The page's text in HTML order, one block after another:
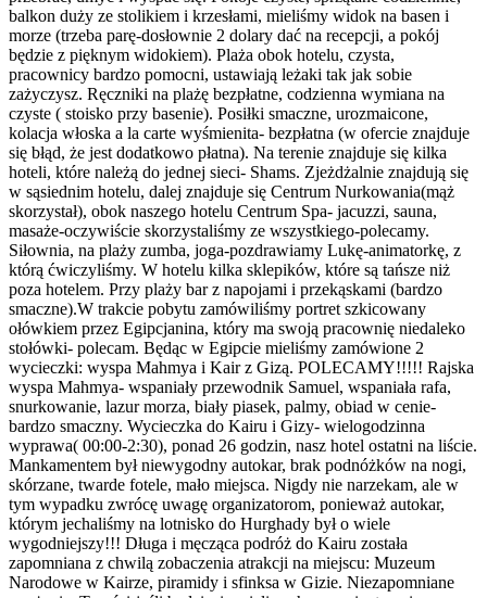
balkon duży ze stolikiem i krzesłami, mieliśmy widok na basen i
morze (trzeba parę-dosłownie 2 dolary dać na recepcji, a pokój
będzie z pięknym widokiem). Plaża obok hotelu, czysta,
pracownicy bardzo pomocni, ustawiają leżaki tak jak sobie
zażyczysz. Ręczniki na plażę bezpłatne, codzienna wymiana na
czyste ( stoisko przy basenie). Posiłki smaczne, urozmaicone,
kolacja włoska a la carte wyśmienita- bezpłatna (w ofercie znajduje
się błąd, że jest dodatkowo płatna). Na terenie znajduje się kilka
hoteli, które należą do jednej sieci- Shams. Zjeżdżalnie znajdują się
w sąsiednim hotelu, dalej znajduje się Centrum Nurkowania(mąż
skorzystał), obok naszego hotelu Centrum Spa- jacuzzi, sauna,
masaże-oczywiście skorzystaliśmy ze wszystkiego-polecamy.
Siłownia, na plaży zumba, joga-pozdrawiamy Lukę-animatorkę, z
którą ćwiczyliśmy. W hotelu kilka sklepików, które są tańsze niż
poza hotelem. Przy plaży bar z napojami i przekąskami (bardzo
smaczne).W trakcie pobytu zamówiliśmy portret szkicowany
ołówkiem przez Egipcjanina, który ma swoją pracownię niedaleko
stołówki- polecam. Będąc w Egipcie mieliśmy zamówione 2
wycieczki: wyspa Mahmya i Kair z Gizą. POLECAMY!!!!! Rajska
wyspa Mahmya- wspaniały przewodnik Samuel, wspaniała rafa,
snurkowanie, lazur morza, biały piasek, palmy, obiad w cenie-
bardzo smaczny. Wycieczka do Kairu i Gizy- wielogodzinna
wyprawa( 00:00-2:30), ponad 26 godzin, nasz hotel ostatni na liście.
Mankamentem był niewygodny autokar, brak podnóżków na nogi,
skórzane, twarde fotele, mało miejsca. Nigdy nie narzekam, ale w
tym wypadku zwrócę uwagę organizatorom, ponieważ autokar,
którym jechaliśmy na lotnisko do Hurghady był o wiele
wygodniejszy!!! Długa i męcząca podróż do Kairu została
zapomniana z chwilą zobaczenia atrakcji na miejscu: Muzeum
Narodowe w Kairze, piramidy i sfinksa w Gizie. Niezapomniane